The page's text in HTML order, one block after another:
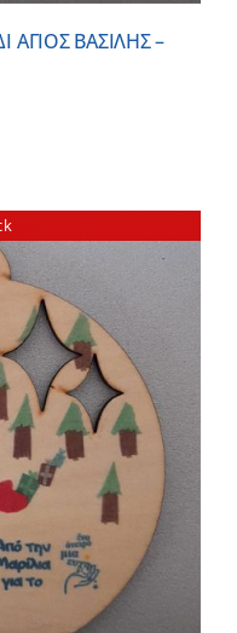
ΑΓΙΟΣ ΒΑΣΙΛΗΣ –